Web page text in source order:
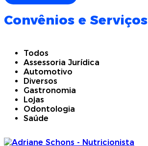
Convênios e Serviços
Todos
Assessoria Jurídica
Automotivo
Diversos
Gastronomia
Lojas
Odontologia
Saúde